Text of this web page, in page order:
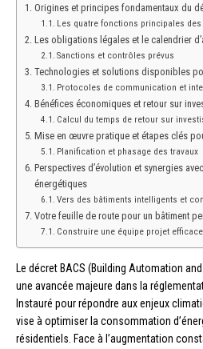
Origines et principes fondamentaux du
Les quatre fonctions principales des
Les obligations légales et le calendrier
Sanctions et contrôles prévus
Technologies et solutions disponibles
Protocoles de communication et
Bénéfices économiques et retour sur
Calcul du temps de retour sur
Mise en œuvre pratique et étapes clés
Planification et phasage des travaux
Perspectives d’évolution et synergies
énergétiques
Vers des bâtiments intelligents et
Votre feuille de route pour un bâtiment
Construire une équipe projet efficace
Le décret BACS (Building Automation
une avancée majeure dans la
Instauré pour répondre aux enjeux
vise à optimiser la consommation
résidentiels. Face à l’augmentation